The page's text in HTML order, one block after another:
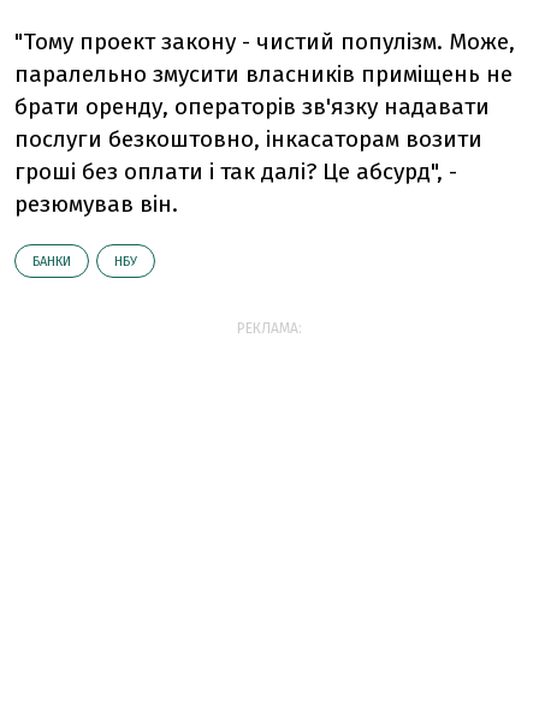
"Тому проект закону - чистий популізм. Може,
паралельно змусити власників приміщень не
брати оренду, операторів зв'язку надавати
послуги безкоштовно, інкасаторам возити
гроші без оплати і так далі? Це абсурд", -
резюмував він.
БАНКИ НБУ
РЕКЛАМА: